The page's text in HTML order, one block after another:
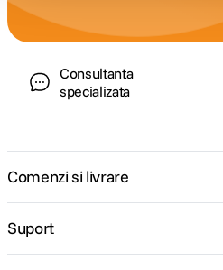
Consultanta
specializata
Comenzi si livrare
Suport